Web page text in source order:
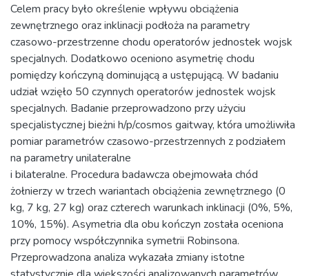
Celem pracy było określenie wpływu obciążenia
zewnętrznego oraz inklinacji podłoża na parametry
czasowo-przestrzenne chodu operatorów jednostek wojsk
specjalnych. Dodatkowo oceniono asymetrię chodu
pomiędzy kończyną dominującą a ustępującą. W badaniu
udział wzięło 50 czynnych operatorów jednostek wojsk
specjalnych. Badanie przeprowadzono przy użyciu
specjalistycznej bieżni h/p/cosmos gaitway, która umożliwiła
pomiar parametrów czasowo-przestrzennych z podziałem
na parametry unilateralne
i bilateralne. Procedura badawcza obejmowała chód
żołnierzy w trzech wariantach obciążenia zewnętrznego (0
kg, 7 kg, 27 kg) oraz czterech warunkach inklinacji (0%, 5%,
10%, 15%). Asymetria dla obu kończyn została oceniona
przy pomocy współczynnika symetrii Robinsona.
Przeprowadzona analiza wykazała zmiany istotne